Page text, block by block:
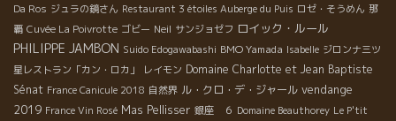
Da Ros ジュラの鏡さん Restaurant 3 étoiles Auberge du Puis ロゼ・そうめん 那
覇 Cuvée La Poivrotte ゴビー Neil サンジョゼフ ロイック・ルール
PHILIPPE JAMBON Suido Edogawabashi BMO Yamada Isabelle ジロンナ三ツ
星レストラン「カン・ロカ」
レイモン Domaine Charlotte et Jean Baptiste
Sénat France Canicule 2018 自然界 ル・クロ・デ・ジャール vendange
2019 France Vin Rosé Mas Pellisser 銀座 ６ Domaine Beauthorey Le P'tit